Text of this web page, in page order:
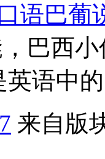
语巴葡
巴西
语中
来自版